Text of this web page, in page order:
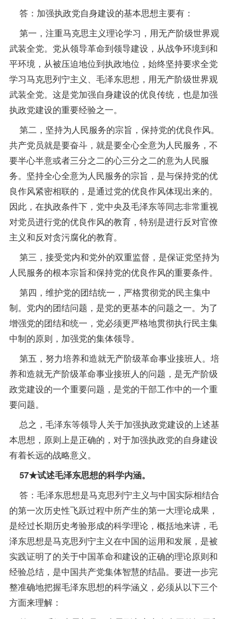
答：加强执政党自身建设的基本思想主要有：
第一，注重马克思主义理论学习，用无产阶级世界观
武装全党。党从领导革命到领导建设，从战争环境到和
平环境，从被压迫地位到执政地位，始终坚持要求全党
学习马克思列宁主义、毛泽东思想，用无产阶级世界观
武装全党。这是党加强自身建设的优良传统，也是加强
执政党建设的重要经验之一。
第二，坚持为人民服务的宗旨，保持党的优良作风。
共产党员就是要奋斗，就是要全心全意为人民服务，不
要半心半意或者三分之二的心三分之二的意为人民服
务。坚持全心全意为人民服务的宗旨，是与保持党的优
良作风紧密相联的，是通过党的优良作风体现出来的。
因此，在执政条件下，党中央及毛泽东等同志非常重视
对党员进行党的优良作风的教育，特别是进行反对官僚
主义和反对贪污腐化的教育。
第三，接受党内和党外的双重监督，是保证党坚持为
人民服务的根本宗旨和保持党的优良作风的重要条件。
第四，维护党的团结统一，严格贯彻党的民主集中
制。党内的团结问题，是党的更基本的问题之一。为了
增强党的团结和统一，党必须更严格地贯彻执行民主集
中制的原则，加强党的集体领导。
第五，努力培养和造就无产阶级革命事业接班人。培
养和造就无产阶级革命事业接班人的问题，是无产阶级
政党建设的一个重要问题，是党的干部工作中的一个重
要问题。
总之，毛泽东等领导人关于加强执政党建设的上述基
本思想，原则上是正确的，对于加强执政党的自身建设
有着长远的战略意义。
57★试述毛泽东思想的科学内涵。
答：毛泽东思想是马克思列宁主义与中国实际相结合
的第一次历史性飞跃过程中所产生的第一大理论成果，
是经过长期历史考验形成的科学理论，概括地来讲，毛
泽东思想是马克思列宁主义在中国的运用和发展，是被
实践证明了的关于中国革命和建设的正确的理论原则和
经验总结，是中国共产党集体智慧的结晶。要进一步完
整准确地把握毛泽东思想的科学涵义，必须从以下三个
方面来理解：